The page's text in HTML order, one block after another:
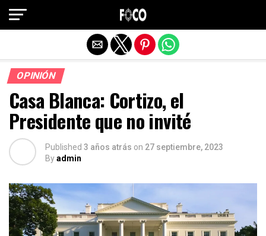
OPINIÓN
Casa Blanca: Cortizo, el
Presidente que no invité
Published 3 años atrás on 27 septiembre, 2023
Byadmin
Salir de la versión móvil